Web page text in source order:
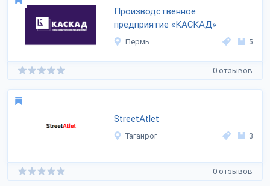
Производственное
предприятие «КАСКАД»
Пермь 5
0 отзывов
StreetAtlet
Таганрог 3
0 отзывов